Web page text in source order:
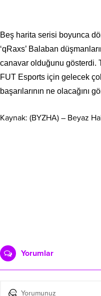
Beş harita serisi boyunca
‘qRaxs’ Balaban
canavar olduğunu gösterdi.
FUT Esports için gelecek
başarılarının ne olacağını
Kaynak: (BYZHA) – Beyaz
Yorumlar